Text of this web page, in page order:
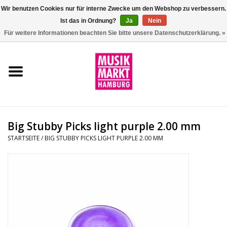
Aktion
Drums
Big Stubby Picks light purple 2.00 mm
STARTSEITE/ BIG STUBBY PICKS LIGHT PURPLE 2.00 MM
Wir benutzen Cookies nur für interne Zwecke um den Webshop zu verbessern.
Ist das in Ordnung?
Ja
Nein
Für weitere Informationen beachten Sie bitte unsere Datenschutzerklärung. »